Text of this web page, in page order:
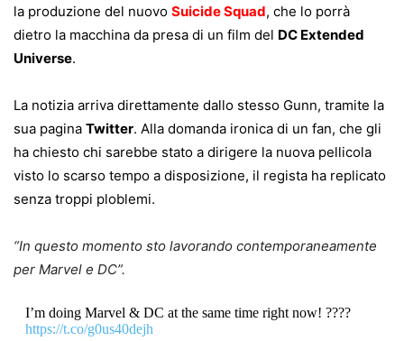
la produzione del nuovo Suicide Squad, che lo porrà
dietro la macchina da presa di un film del DC Extended
Universe.
La notizia arriva direttamente dallo stesso Gunn, tramite la
sua pagina Twitter. Alla domanda ironica di un fan, che gli
ha chiesto chi sarebbe stato a dirigere la nuova pellicola
visto lo scarso tempo a disposizione, il regista ha replicato
senza troppi ploblemi.
“In questo momento sto lavorando contemporaneamente
per Marvel e DC”.
I’m doing Marvel & DC at the same time right now! ????
https://t.co/g0us40dejh